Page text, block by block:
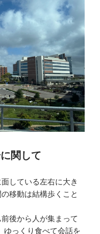
関して
している左右に大き
移動は結構歩くこと
後から人が集まって
ゆっくり食べて会話を